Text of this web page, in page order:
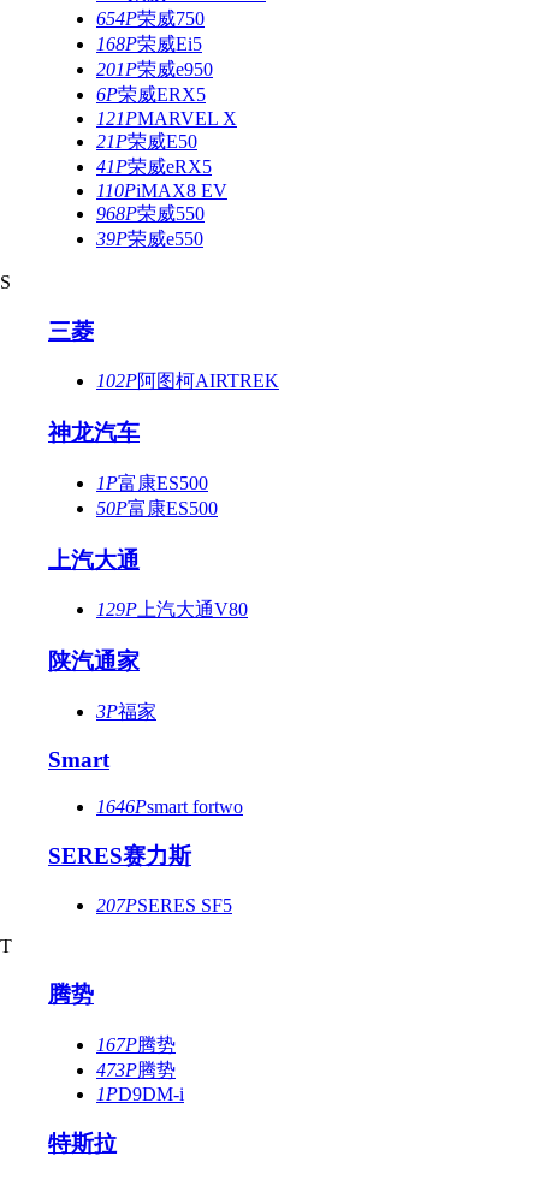
654P荣威750
168P荣威Ei5
201P荣威e950
6P荣威ERX5
121PMARVEL X
21P荣威E50
41P荣威eRX5
110PiMAX8 EV
968P荣威550
39P荣威e550
S
三菱
102P阿图柯AIRTREK
神龙汽车
1P富康ES500
50P富康ES500
上汽大通
129P 上汽大通V80
陕汽通家
3P福家
Smart
1646Psmart fortwo
SERES赛力斯
207PSERES SF5
T
腾势
167P腾势
473P腾势
1PD9DM-i
特斯拉